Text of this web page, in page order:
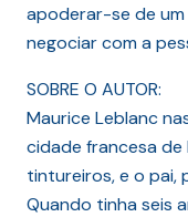
apoderar-se de
negociar com a
SOBRE O AUTOR:
Maurice Leblanc
cidade francesa de
tintureiros, e o pai,
Quando tinha seis